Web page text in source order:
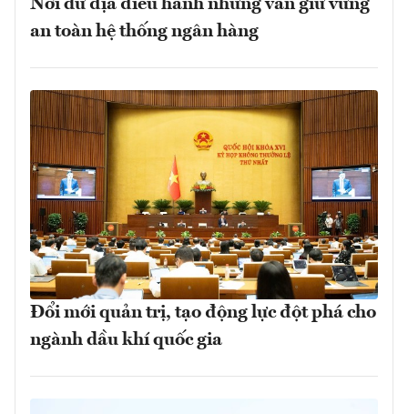
Nới dư địa điều hành nhưng vẫn giữ vững
an toàn hệ thống ngân hàng
Đổi mới quản trị, tạo động lực đột phá cho
ngành dầu khí quốc gia